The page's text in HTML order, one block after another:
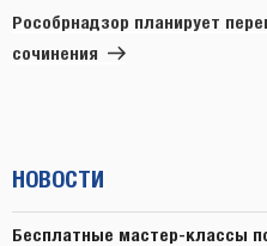
запись
Рособрнадзор планирует
сочинения
НОВОСТИ
Бесплатные мастер-классы